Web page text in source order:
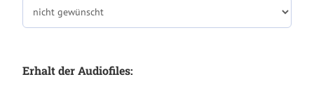
Erhalt der Audiofiles: